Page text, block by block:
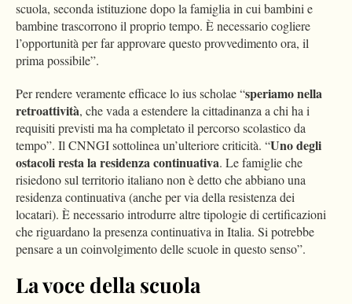
scuola, seconda istituzione dopo la famiglia in cui bambini e
bambine trascorrono il proprio tempo. È necessario cogliere
l’opportunità per far approvare questo provvedimento ora, il
prima possibile”.
Per rendere veramente efficace lo ius scholae “speriamo nella
retroattività, che vada a estendere la cittadinanza a chi ha i
requisiti previsti ma ha completato il percorso scolastico da
tempo”. Il CNNGI sottolinea un’ulteriore criticità. “Uno degli
ostacoli resta la residenza continuativa. Le famiglie che
risiedono sul territorio italiano non è detto che abbiano una
residenza continuativa (anche per via della resistenza dei
locatari). È necessario introdurre altre tipologie di certificazioni
che riguardano la presenza continuativa in Italia. Si potrebbe
pensare a un coinvolgimento delle scuole in questo senso”.
La voce della scuola